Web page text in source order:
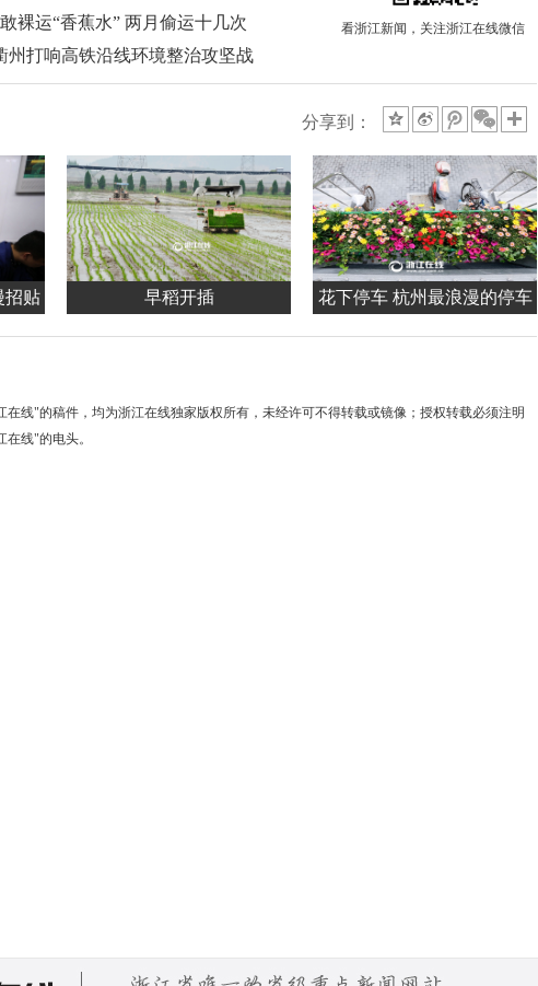
看浙江新闻，关注浙江在线微信
裸运“香蕉水” 两月偷运十几次
州打响高铁沿线环境整治攻坚战
分享到：
招贴
早稻开插
花下停车 杭州最浪漫的停车
线"的稿件，均为浙江在线独家版权所有，未经许可不得转载或镜像；授权转载必须注明
线"的电头。